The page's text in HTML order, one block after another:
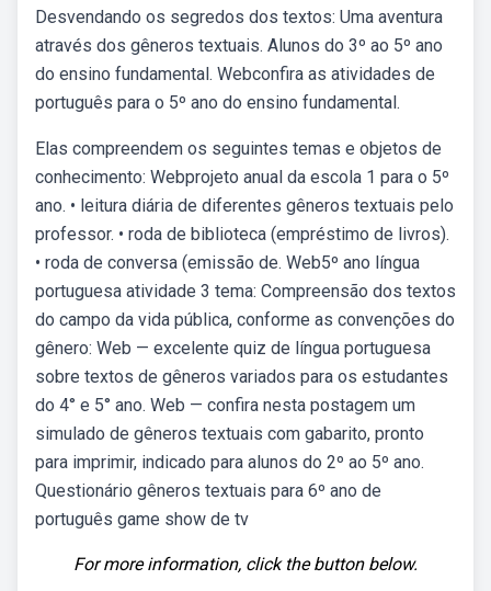
Desvendando os segredos dos textos: Uma aventura
através dos gêneros textuais. Alunos do 3º ao 5º ano
do ensino fundamental. Webconfira as atividades de
português para o 5º ano do ensino fundamental.
Elas compreendem os seguintes temas e objetos de
conhecimento: Webprojeto anual da escola 1 para o 5º
ano. • leitura diária de diferentes gêneros textuais pelo
professor. • roda de biblioteca (empréstimo de livros).
• roda de conversa (emissão de. Web5º ano língua
portuguesa atividade 3 tema: Compreensão dos textos
do campo da vida pública, conforme as convenções do
gênero: Web — excelente quiz de língua portuguesa
sobre textos de gêneros variados para os estudantes
do 4° e 5° ano. Web — confira nesta postagem um
simulado de gêneros textuais com gabarito, pronto
para imprimir, indicado para alunos do 2º ao 5º ano.
Questionário gêneros textuais para 6º ano de
português game show de tv
For more information, click the button below.